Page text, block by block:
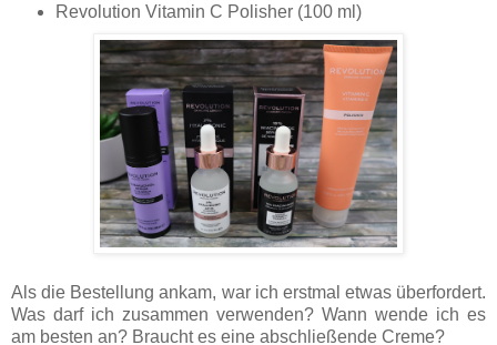
Revolution Vitamin C Polisher (100 ml)
Als die Bestellung ankam, war ich erstmal etwas überfordert.
Was darf ich zusammen verwenden? Wann wende ich es
am besten an? Braucht es eine abschließende Creme?